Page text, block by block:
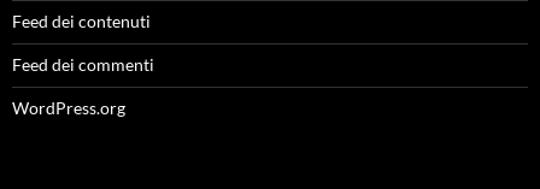
Feed dei contenuti
Feed dei commenti
WordPress.org